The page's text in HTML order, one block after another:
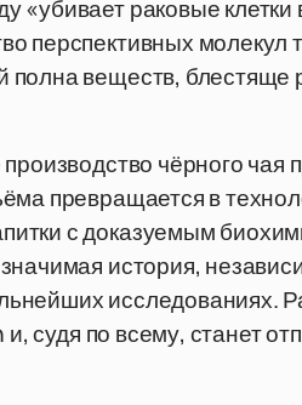
«убивает раковые клетки
перспективных молекул
полна веществ,
чёрного
превращается в
с доказуемым
история,
исследованиях.
судя по всему, станет